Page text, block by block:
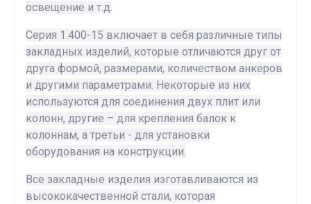
освещение и т.д.
Серия 1.400-15 включает в себя различные типы
закладных изделий, которые отличаются друг от
друга формой, размерами, количеством анкеров
и другими параметрами. Некоторые из них
используются для соединения двух плит или
колонн, другие – для крепления балок к
колоннам, а третьи - для установки
оборудования на конструкции.
Все закладные изделия изготавливаются из
высококачественной стали, которая